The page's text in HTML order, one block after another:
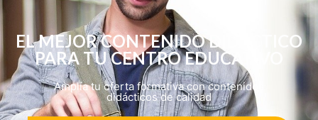
EL MEJOR CONTENIDO DIDÁCTICO
PARA TU CENTRO EDUCATIVO
Amplía tu oferta formativa con contenidos
didácticos de calidad